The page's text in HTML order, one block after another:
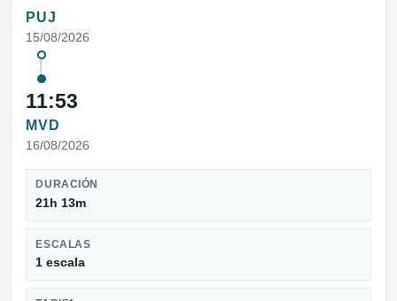
PUJ
15/08/2026
11:53
MVD
16/08/2026
DURACIÓN
21h 13m
ESCALAS
1 escala